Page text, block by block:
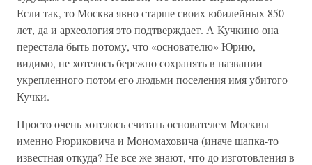
Если так, то Москва явно старше своих юбилейных 850
лет, да и археология это подтверждает. А Кучкино она
перестала быть потому, что «основателю» Юрию,
видимо, не хотелось бережно сохранять в названии
укрепленного потом его людьми поселения имя убитого
Кучки.
Просто очень хотелось считать основателем Москвы
именно Рюриковича и Мономаховича (иначе шапка-то
известная откуда? Не все же знают, что до изготовления в